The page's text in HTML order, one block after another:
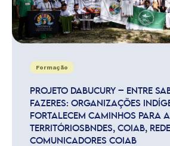
Formação
PROJETO DABUCURY – ENTRE
FAZERES: ORGANIZAÇÕES
FORTALECEM CAMINHOS PARA
TERRITÓRIOSBNDES, COIAB,
COMUNICADORES COIAB